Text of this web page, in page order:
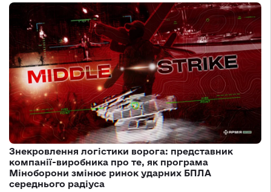
Знекровлення логістики ворога: представник
компанії-виробника про те, як програма
Міноборони змінює ринок ударних БПЛА
середнього радіуса